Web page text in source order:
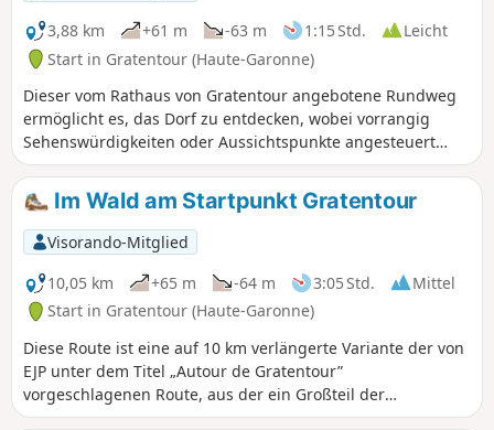
3,88 km
+61 m -63 m 1:15 Std.
Leicht
Start in Gratentour (Haute-Garonne)
Dieser vom Rathaus von Gratentour angebotene Rundweg
ermöglicht es, das Dorf zu entdecken, wobei vorrangig
Sehenswürdigkeiten oder Aussichtspunkte angesteuert
werden. Er wird als „Schwarzer Rundweg“ bezeichnet und
ist durch hölzerne Wegweiser mit schwarzer Beschriftung
gekennzeichnet. Drei weitere Rundwege (Rot 3,5 km, Violett
3 km und Grün 5 km) stehen zur Auswahl. Sie sind auf der
Tafel am Startpunkt des Rundwegs an der Place de la Mairie
dargestellt, wo im Rathaus Karten und Beschreibungen
erhältlich sind.
Im Wald am Startpunkt Gratentour
Visorando-Mitglied
10,05 km
+65 m -64 m 3:05 Std.
Mittel
Start in Gratentour (Haute-Garonne)
Diese Route ist eine auf 10 km verlängerte Variante der von
EJP unter dem Titel „Autour de Gratentour”
vorgeschlagenen Route, aus der ein Großteil der
Beschreibung übernommen wurde.